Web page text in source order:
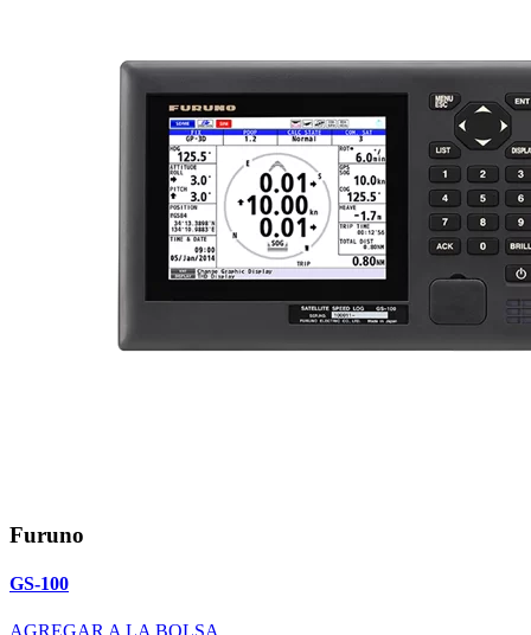
Furuno
GS-100
AGREGAR A LA BOLSA